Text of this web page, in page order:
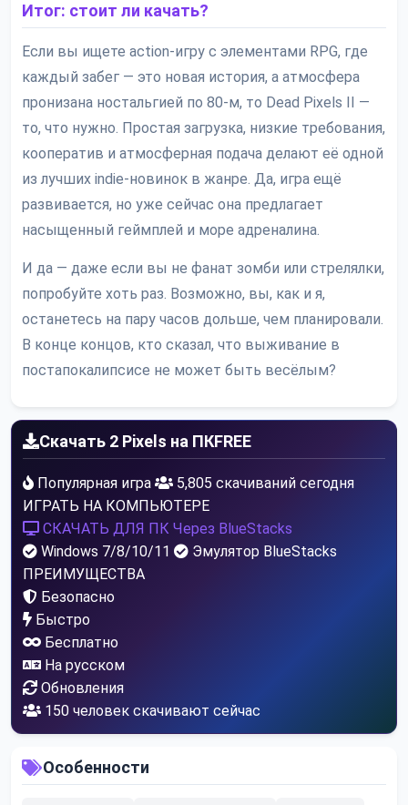
Итог: стоит ли качать?
Если вы ищете action-игру с элементами RPG, где
каждый забег — это новая история, а атмосфера
пронизана ностальгией по 80-м, то Dead Pixels II —
то, что нужно. Простая загрузка, низкие требования,
кооператив и атмосферная подача делают её одной
из лучших indie-новинок в жанре. Да, игра ещё
развивается, но уже сейчас она предлагает
насыщенный геймплей и море адреналина.
И да — даже если вы не фанат зомби или стрелялки,
попробуйте хоть раз. Возможно, вы, как и я,
останетесь на пару часов дольше, чем планировали.
В конце концов, кто сказал, что выживание в
постапокалипсисе не может быть весёлым?
Скачать 2 Pixels на ПКFREE
Популярная игра
5,805 скачиваний сегодня
ИГРАТЬ НА КОМПЬЮТЕРЕ
СКАЧАТЬ ДЛЯ ПК Через BlueStacks
Windows 7/8/10/11
Эмулятор BlueStacks
ПРЕИМУЩЕСТВА
Безопасно
Быстро
Бесплатно
На русском
Обновления
150 человек скачивают сейчас
Особенности